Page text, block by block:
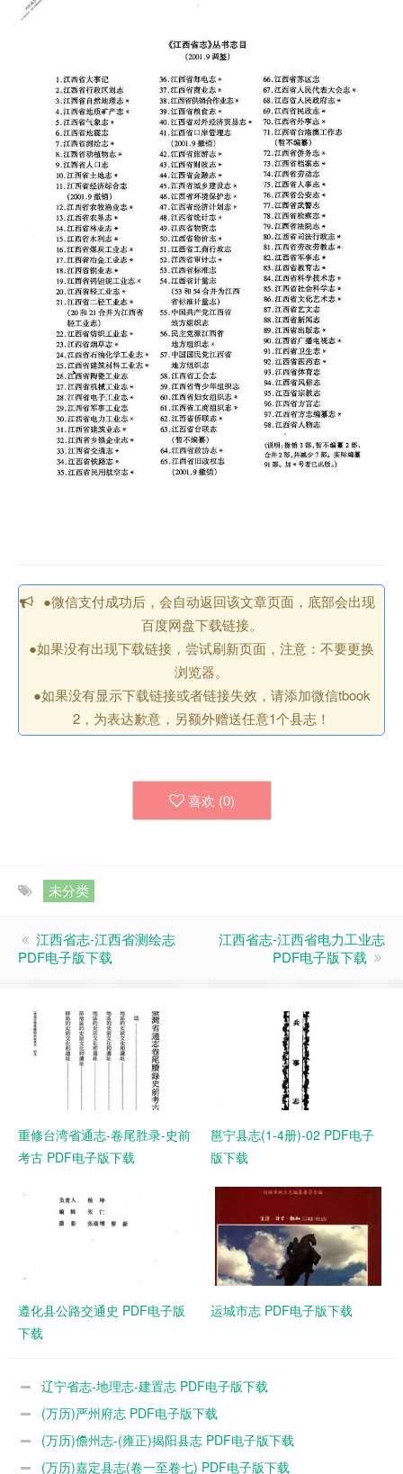
●微信支付成功后，会自动返回该文章页面，底部会出现
百度网盘下载链接。
●如果没有出现下载链接，尝试刷新页面，注意：不要更换
浏览器。
●如果没有显示下载链接或者链接失效，请添加微信tbook
2，为表达歉意，另额外赠送任意1个县志！
喜欢 (0)
未分类
江西省志-江西省测绘志
PDF电子版下载
江西省志-江西省电力工业志
PDF电子版下载
重修台湾省通志-卷尾胜录-史前
考古 PDF电子版下载
邕宁县志(1-4册)-02 PDF电子
版下载
遵化县公路交通史 PDF电子版
下载
运城市志 PDF电子版下载
辽宁省志-地理志-建置志 PDF电子版下载
(万历)严州府志 PDF电子版下载
(万历)儋州志-(雍正)揭阳县志 PDF电子版下载
(万历)嘉定县志(卷一至卷七) PDF电子版下载